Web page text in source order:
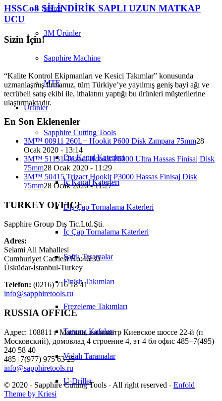
Insize
3M Ürünler
Sapphire Machine
MTE
Ürünler
Sapphire Cutting Tools
Dış Kanal Katerleri
İç Kanal Katerleri
Dış Çap Tornalama Katerleri
İç Çap Tornalama Katerleri
Şaftlı Taramalar
Finish Takımları
Frezeleme Takımları
Tarama Kafaları
Vidalı Taramalar
U-Driller
HSSCo8 SİLİNDİRİK SAPLI UZUN MATKAP
UCU
Sizin İçin!
“Kalite Kontrol Ekipmanları ve Kesici Takımlar” konusunda
uzmanlaşmış firmamız, tüm Türkiye’ye yayılmış geniş bayi ağı ve
tecrübeli satış ekibi ile, ithalatını yaptığı bu ürünleri müşterilerine
ulaştırmaktadır.
En Son Eklenenler
3M™ 00911 260L+ Hookit P600 Disk Zımpara 75mm28
Ocak 2020 - 13:14
3M™ 51131 Trizact Hookit P6000 Ultra Hassas Finisaj Disk
75mm28 Ocak 2020 - 11:29
3M™ 50415 Trizact Hookit P3000 Hassas Finisaj Disk
75mm28 Ocak 2020 - 11:27
TURKEY OFFICE
Sapphire Group Dış Tic.Ltd.Şti.
Adres:
Selami Ali Mahallesi
Cumhuriyet Caddesi No:46/30
Üsküdar-İstanbul-Turkey
Telefon: (0216) 716 18 41
info@sapphiretools.ru
RUSSIA OFFICE
Адрес: 108811 г Москва, километр Киевское шоссе 22-й (п
Московский), домовлад 4 строение 4, эт 4 бл офис 485+7(495)
240 58 40
485+7(977) 975 63 25
info@sapphiretools.ru
© 2020 - Sapphire Cutting Tools - All right reserved - Enfold
Theme by Kriesi